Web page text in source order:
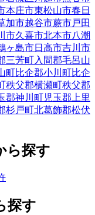
本庄市東松山市春日
加市越谷市蕨市戸田
市久喜市北本市八潮
ヶ島市日高市吉川市
三芳町入間郡毛呂山
町比企郡小川町比企
秩父郡横瀬町秩父郡
郡神川町児玉郡上里
杉戸町北葛飾郡松伏
ら探す
探す